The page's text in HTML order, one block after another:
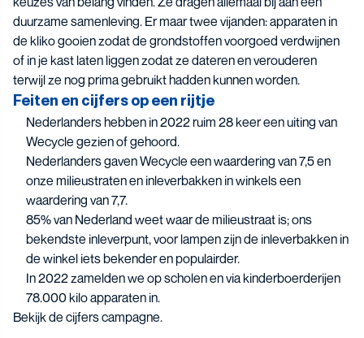
duurzame samenleving. Er maar twee vijanden: apparaten in
de kliko gooien zodat de grondstoffen voorgoed verdwijnen
of in je kast laten liggen zodat ze dateren en verouderen
terwijl ze nog prima gebruikt hadden kunnen worden.
Feiten en cijfers op een rijtje
Nederlanders hebben in 2022 ruim 28 keer een uiting van
Wecycle gezien of gehoord.
Nederlanders gaven Wecycle een waardering van 7,5 en
onze milieustraten en inleverbakken in winkels een
waardering van 7,7.
85% van Nederland weet waar de milieustraat is; ons
bekendste inleverpunt, voor lampen zijn de inleverbakken in
de winkel iets bekender en populairder.
In 2022 zamelden we op scholen en via kinderboerderijen
78.000 kilo apparaten in.
Bekijk de cijfers campagne.